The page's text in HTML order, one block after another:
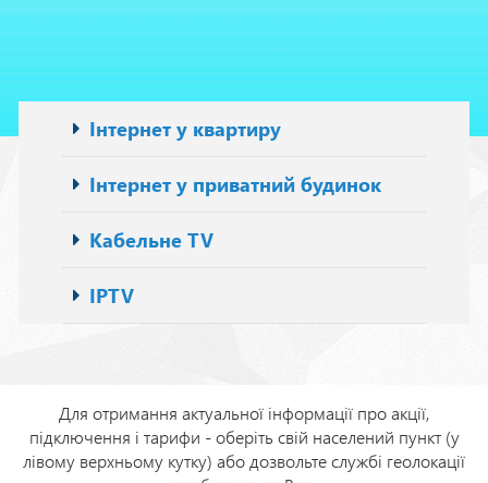
Основна
навіґація
Інтернет у квартиру
Інтернет у приватний будинок
Кабельне TV
IPTV
Для отримання актуальної інформації про акції,
підключення і тарифи - оберіть свій населений пункт (у
лівому верхньому кутку) або дозвольте службі геолокації